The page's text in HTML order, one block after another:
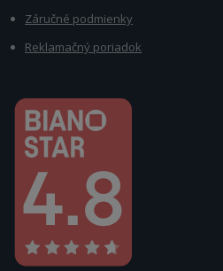
Záručné podmienky
Reklamačný poriadok